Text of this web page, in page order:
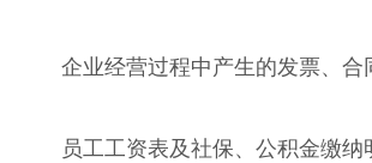
企业经营过程中产生的发票、合
员工工资表及社保、公积金缴纳